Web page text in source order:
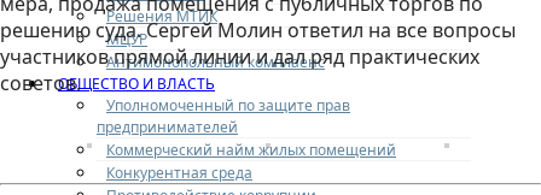
Решения МТИК
МЦУР
Антимонопольный комплаенс
ОБЩЕСТВО И ВЛАСТЬ
Уполномоченный по защите прав
предпринимателей
Коммерческий найм жилых помещений
Конкурентная среда
решению суда. Сергей Молин ответил на все вопросы
участников прямой линии и дал ряд практических
советов.